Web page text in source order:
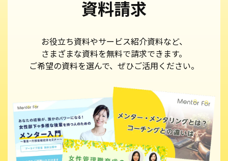
資料請求
お役立ち資料やサービス紹介資料など、
さまざまな資料を無料で請求できます。
ご希望の資料を選んで、ぜひご活用ください。